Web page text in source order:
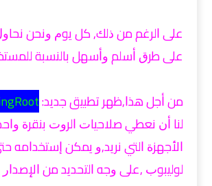
ﻋﻠﻰ ﺍﻟﺮﻏﻢ ﻣﻦ ﺫﻟﻚ, ﻛﻞ ﻳﻮﻡ ﻭﻧﺤﻦ
ﻋﻠﻰ ﻃﺮﻕ ﺃﺳﻠﻢ ﻭﺃﺳﻬﻞ ﺑﺎﻟﻨﺴﺒﺔ
ﻣﻦ ﺃﺟﻞ ﻫﺬﺍ,ﻇﻬﺮ ﺗﻄﺒﻴﻖ ﺟﺪﻳﺪ:
ﻟﻨﺎ ﺃﻥ ﻧﻌﻄﻲ ﺻﻼﺣﻴﺎﺕ ﺍﻟﺮﻭﺕ ﺑﻨﻘﺮﺓ
ﺍﻷﺟﻬﺰﺓ ﺍﻟﺘﻲ ﻧﺮﻳﺪ,ﻭ ﻳﻤﻜﻦ ﺇﺳﺘﺨﺪﺍﻣﻪ
ﻟﻮﻟﻴﺒﻮﺏ ,ﻋﻠﻰ ﻭﺟﻪ ﺍﻟﺘﺤﺪﻳﺪ ﻣﻦ ﺍﻹﺻﺪﺍﺭ 4.2.2 ﺇﻟﻰ 5.1.